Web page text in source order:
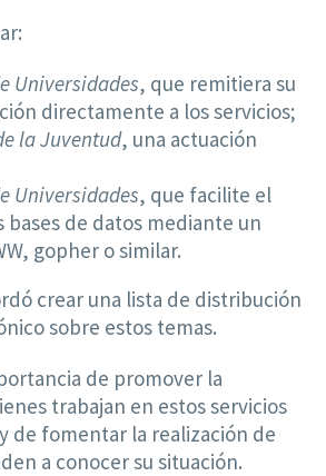
Universidades, que remitiera su
directamente a los servicios;
la Juventud, una actuación
Universidades, que facilite el
bases de datos mediante un
gopher o similar.
crear una lista de distribución
sobre estos temas.
de promover la
trabajan en estos servicios
de fomentar la realización de
a conocer su situación.